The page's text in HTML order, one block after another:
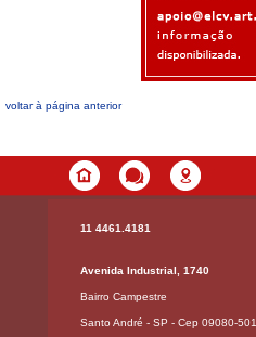
voltar à página anterior
11 4461.4181
Avenida Industrial, 1740
Bairro Campestre
Santo André - SP - Cep 09080-501